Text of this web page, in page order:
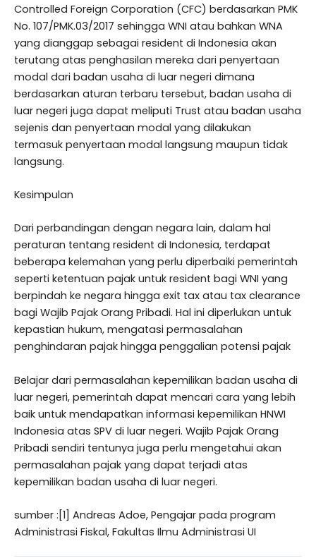
Controlled Foreign Corporation (CFC) berdasarkan PMK
No. 107/PMK.03/2017 sehingga WNI atau bahkan WNA
yang dianggap sebagai resident di Indonesia akan
terutang atas penghasilan mereka dari penyertaan
modal dari badan usaha di luar negeri dimana
berdasarkan aturan terbaru tersebut, badan usaha di
luar negeri juga dapat meliputi Trust atau badan usaha
sejenis dan penyertaan modal yang dilakukan
termasuk penyertaan modal langsung maupun tidak
langsung.
Kesimpulan
Dari perbandingan dengan negara lain, dalam hal
peraturan tentang resident di Indonesia, terdapat
beberapa kelemahan yang perlu diperbaiki pemerintah
seperti ketentuan pajak untuk resident bagi WNI yang
berpindah ke negara hingga exit tax atau tax clearance
bagi Wajib Pajak Orang Pribadi. Hal ini diperlukan untuk
kepastian hukum, mengatasi permasalahan
penghindaran pajak hingga penggalian potensi pajak
Belajar dari permasalahan kepemilikan badan usaha di
luar negeri, pemerintah dapat mencari cara yang lebih
baik untuk mendapatkan informasi kepemilikan HNWI
Indonesia atas SPV di luar negeri. Wajib Pajak Orang
Pribadi sendiri tentunya juga perlu mengetahui akan
permasalahan pajak yang dapat terjadi atas
kepemilikan badan usaha di luar negeri.
sumber :[1] Andreas Adoe, Pengajar pada program
Administrasi Fiskal, Fakultas Ilmu Administrasi UI